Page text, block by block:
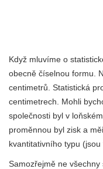
Když mluvíme o
obecně číselnou formu.
centimetrů. Statistická
centimetrech. Mohli
společnosti byl v
proměnnou byl zisk a
kvantitativního typu
Samozřejmě ne